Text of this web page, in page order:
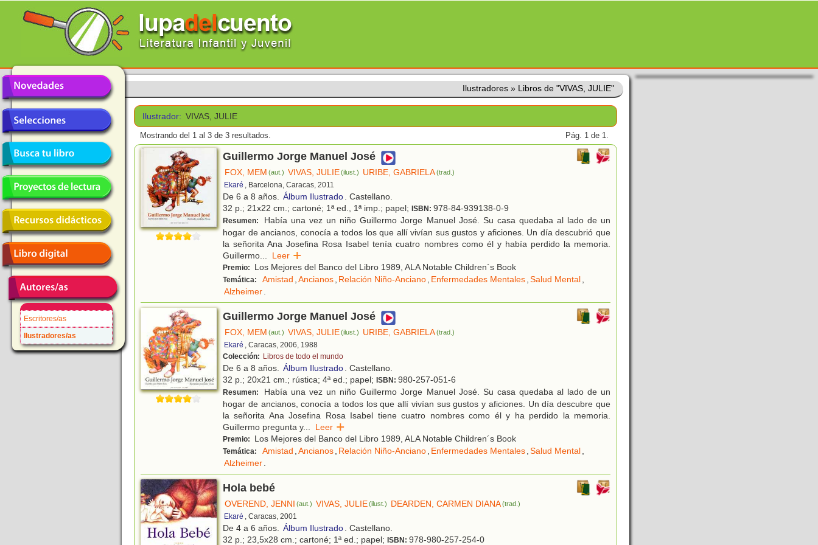
Escritores/as
Ilustradores/as
Ilustradores » Libros de "VIVAS, JULIE"
Ilustrador: VIVAS, JULIE
Mostrando del 1 al 3 de 3 resultados. Pág. 1 de 1.
Guillermo Jorge Manuel José
FOX, MEM (aut.) VIVAS, JULIE(ilust.) URIBE, GABRIELA(trad.)
Ekaré , Barcelona, Caracas, 2011
De 6 a 8 años. Álbum Ilustrado. Castellano.
32 p.; 21x22 cm.; cartoné; 1ª ed., 1ª imp.; papel; ISBN: 978-84-939138-0-9
Resumen:
Había una vez un niño Guillermo Jorge Manuel José. Su casa quedaba al lado de un
hogar de ancianos, conocía a todos los que allí vivían sus gustos y aficiones. Un día descubrió que
la señorita Ana Josefina Rosa Isabel tenía cuatro nombres como él y había perdido la memoria.
Guillermo... Leer
Premio: Los Mejores del Banco del Libro 1989, ALA Notable Children´s Book
Temática: Amistad ,Ancianos, Relación Niño-Anciano, Enfermedades Mentales,Salud Mental,
Alzheimer.
Guillermo Jorge Manuel José
FOX, MEM (aut.) VIVAS, JULIE(ilust.) URIBE, GABRIELA(trad.)
Ekaré , Caracas, 2006, 1988
Colección: Libros de todo el mundo
De 6 a 8 años. Álbum Ilustrado. Castellano.
32 p.; 20x21 cm.; rústica; 4ª ed.; papel; ISBN: 980-257-051-6
Resumen:
Había una vez un niño Guillermo Jorge Manuel José. Su casa quedaba al lado de un
hogar de ancianos, conocía a todos los que allí vivían sus gustos y aficiones. Un día descubre que
la señorita Ana Josefina Rosa Isabel tiene cuatro nombres como él y ha perdido la memoria.
Guillermo pregunta y... Leer
Premio: Los Mejores del Banco del Libro 1989, ALA Notable Children´s Book
Temática: Amistad ,Ancianos, Relación Niño-Anciano, Enfermedades Mentales,Salud Mental,
Alzheimer.
Hola bebé
OVEREND, JENNI (aut.) VIVAS, JULIE(ilust.) DEARDEN, CARMEN DIANA(trad.)
Ekaré , Caracas, 2001
De 4 a 6 años. Álbum Ilustrado. Castellano.
32 p.; 23,5x28 cm.; cartoné; 1ª ed.; papel; ISBN: 978-980-257-254-0